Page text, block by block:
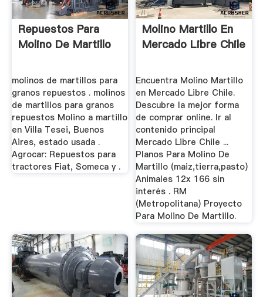
Repuestos Para
Molino De Martillo
molinos de martillos para
granos repuestos . molinos
de martillos para granos
repuestos Molino a martillo
en Villa Tesei, Buenos
Aires, estado usada .
Agrocar: Repuestos para
tractores Fiat, Someca y .
Molino Martillo En
Mercado Libre Chile
Encuentra Molino Martillo
en Mercado Libre Chile.
Descubre la mejor forma
de comprar online. Ir al
contenido principal
Mercado Libre Chile ...
Planos Para Molino De
Martillo (maiz,tierra,pasto)
Animales 12x 166 sin
interés . RM
(Metropolitana) Proyecto
Para Molino De Martillo.